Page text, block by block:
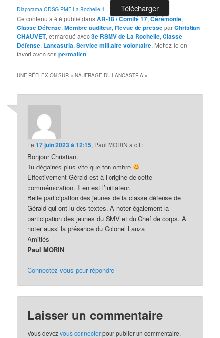
Diaporama-CDSG-PMF-La-Rochelle-1 Télécharger
Ce contenu a été publié dansAR-18 / Comité 17,Cérémonie,
Classe Défense,Membre auditeur, Revue de presseparChristian
CHAUVET, et marqué avec3e RSMV de La Rochelle,Classe
Défense, Lancastria,Service militaire volontaire. Mettez-le en
favori avec sonpermalien.
UNE RÉFLEXION SUR «NAUFRAGE DU LANCASTRIA »
Le17 juin 2023 à 12:15, Paul MORIN a dit :
Bonjour Christian.
Tu dégaines plus vite que ton ombre
Effectivement Gérald est à l’origine de cette
commémoration. Il en est l’initiateur.
Belle participation des jeunes de la classe défense de
Gérald qui ont lu des textes. A noter également la
participation des jeunes du SMV et du Chef de corps. A
noter aussi la présence du Colonel Lanza
Amitiés
Paul MORIN
Connectez-vous pour répondre
Laisser un commentaire
Vous devezvous connecterpour publier un commentaire.